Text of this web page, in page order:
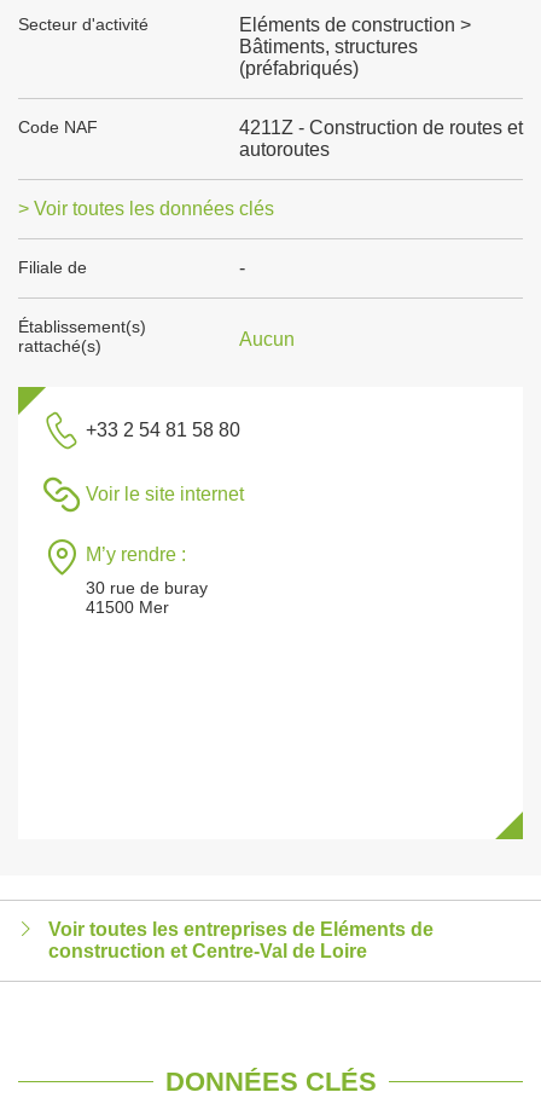
Secteur d'activité
Eléments de construction >
Bâtiments, structures
(préfabriqués)
Code NAF
4211Z - Construction de routes et
autoroutes
> Voir toutes les données clés
Filiale de -
Établissement(s)
rattaché(s)
Aucun
+33 2 54 81 58 80
Voir le site internet
M’y rendre :
30 rue de buray
41500 Mer
Voir toutes les entreprises de Eléments de
construction et Centre-Val de Loire
DONNÉES CLÉS